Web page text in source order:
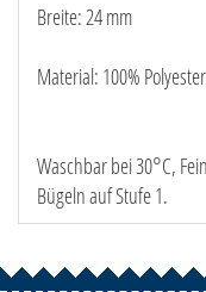
Breite: 24 mm
Material: 100% Polyester
Waschbar bei 30°C,
Bügeln auf Stufe 1.